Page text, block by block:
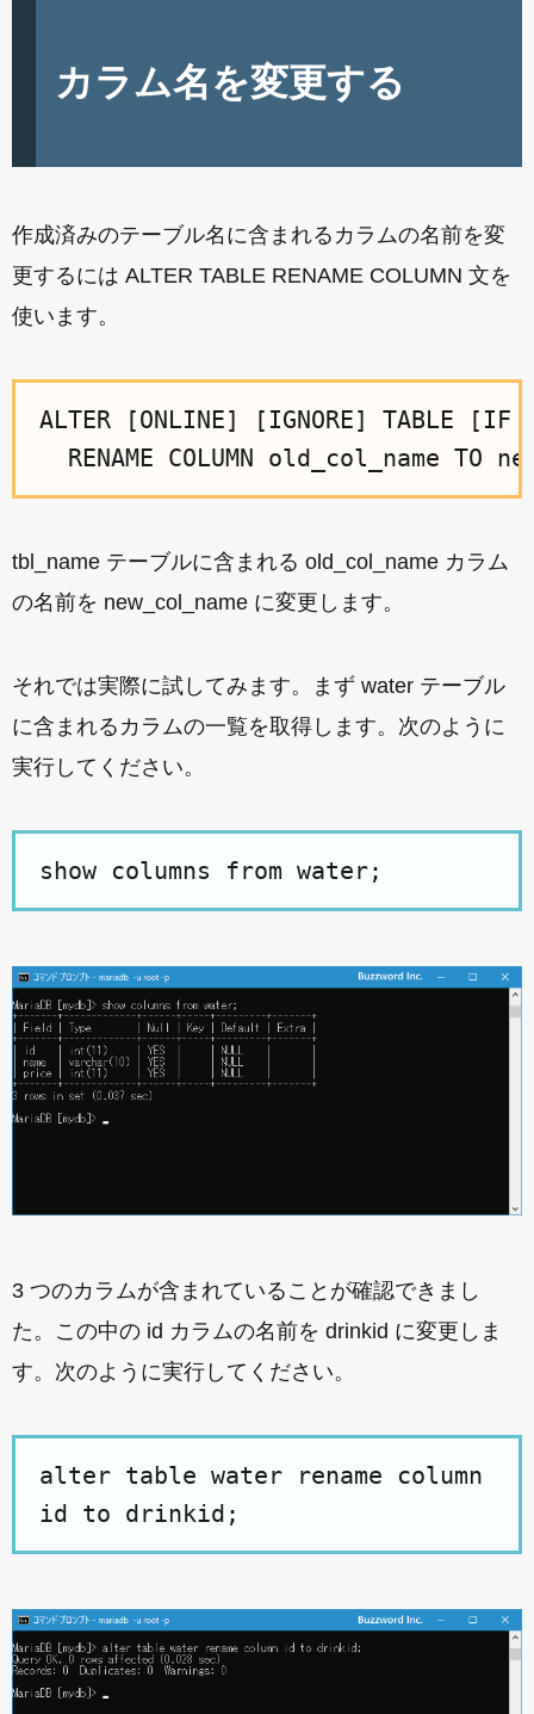
カラム名を変更する
作成済みのテーブル名に含まれるカラムの名前を変
更するには ALTER TABLE RENAME COLUMN 文を
使います。
ALTER [ONLINE] [IGNORE] TABLE [IF
tbl_name テーブルに含まれる old_col_name カラム
の名前を new_col_name に変更します。
それでは実際に試してみます。まず water テーブル
に含まれるカラムの一覧を取得します。次のように
実行してください。
show columns from water;
3 つのカラムが含まれていることが確認できまし
た。この中の id カラムの名前を drinkid に変更しま
す。次のように実行してください。
alter table water rename column
id to drinkid;